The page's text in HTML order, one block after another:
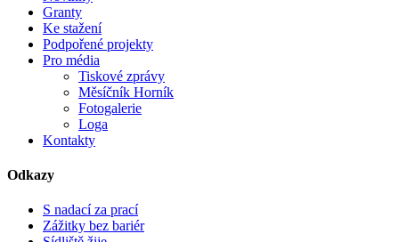
Granty
Ke stažení
Podpořené projekty
Pro média
Tiskové zprávy
Měsíčník Horník
Fotogalerie
Loga
Kontakty
Odkazy
S nadací za prací
Zážitky bez bariér